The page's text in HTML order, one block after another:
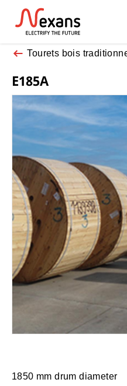
Tourets bois
E185A
1850 mm drum diameter